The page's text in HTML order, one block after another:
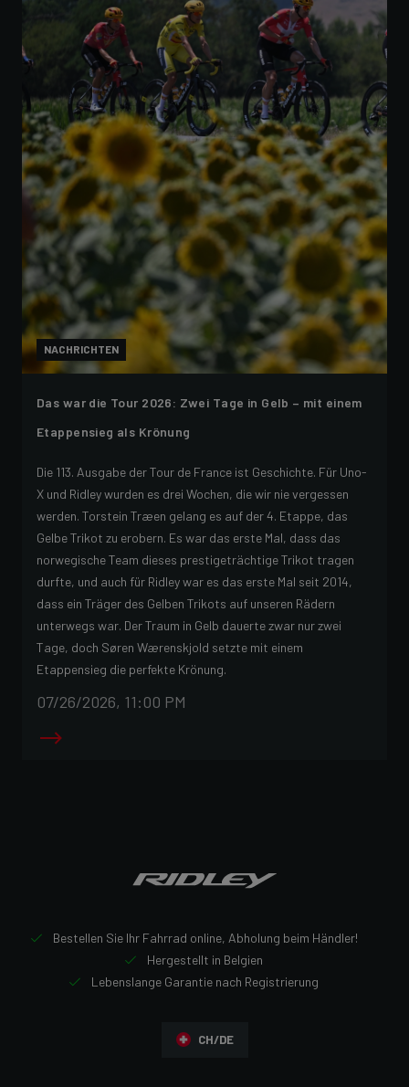
NACHRICHTEN
Das war die Tour 2026: Zwei Tage in Gelb – mit einem
Etappensieg als Krönung
Die 113. Ausgabe der Tour de France ist Geschichte. Für Uno-
X und Ridley wurden es drei Wochen, die wir nie vergessen
werden. Torstein Træen gelang es auf der 4. Etappe, das
Gelbe Trikot zu erobern. Es war das erste Mal, dass das
norwegische Team dieses prestigeträchtige Trikot tragen
durfte, und auch für Ridley war es das erste Mal seit 2014,
dass ein Träger des Gelben Trikots auf unseren Rädern
unterwegs war. Der Traum in Gelb dauerte zwar nur zwei
Tage, doch Søren Wærenskjold setzte mit einem
Etappensieg die perfekte Krönung.
07/26/2026, 11:00 PM
Bestellen Sie Ihr Fahrrad online, Abholung beim Händler!
Hergestellt in Belgien
Lebenslange Garantie nach Registrierung
CH/DE